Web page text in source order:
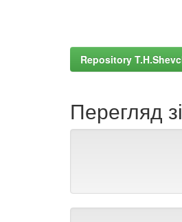
Repository
Перегляд